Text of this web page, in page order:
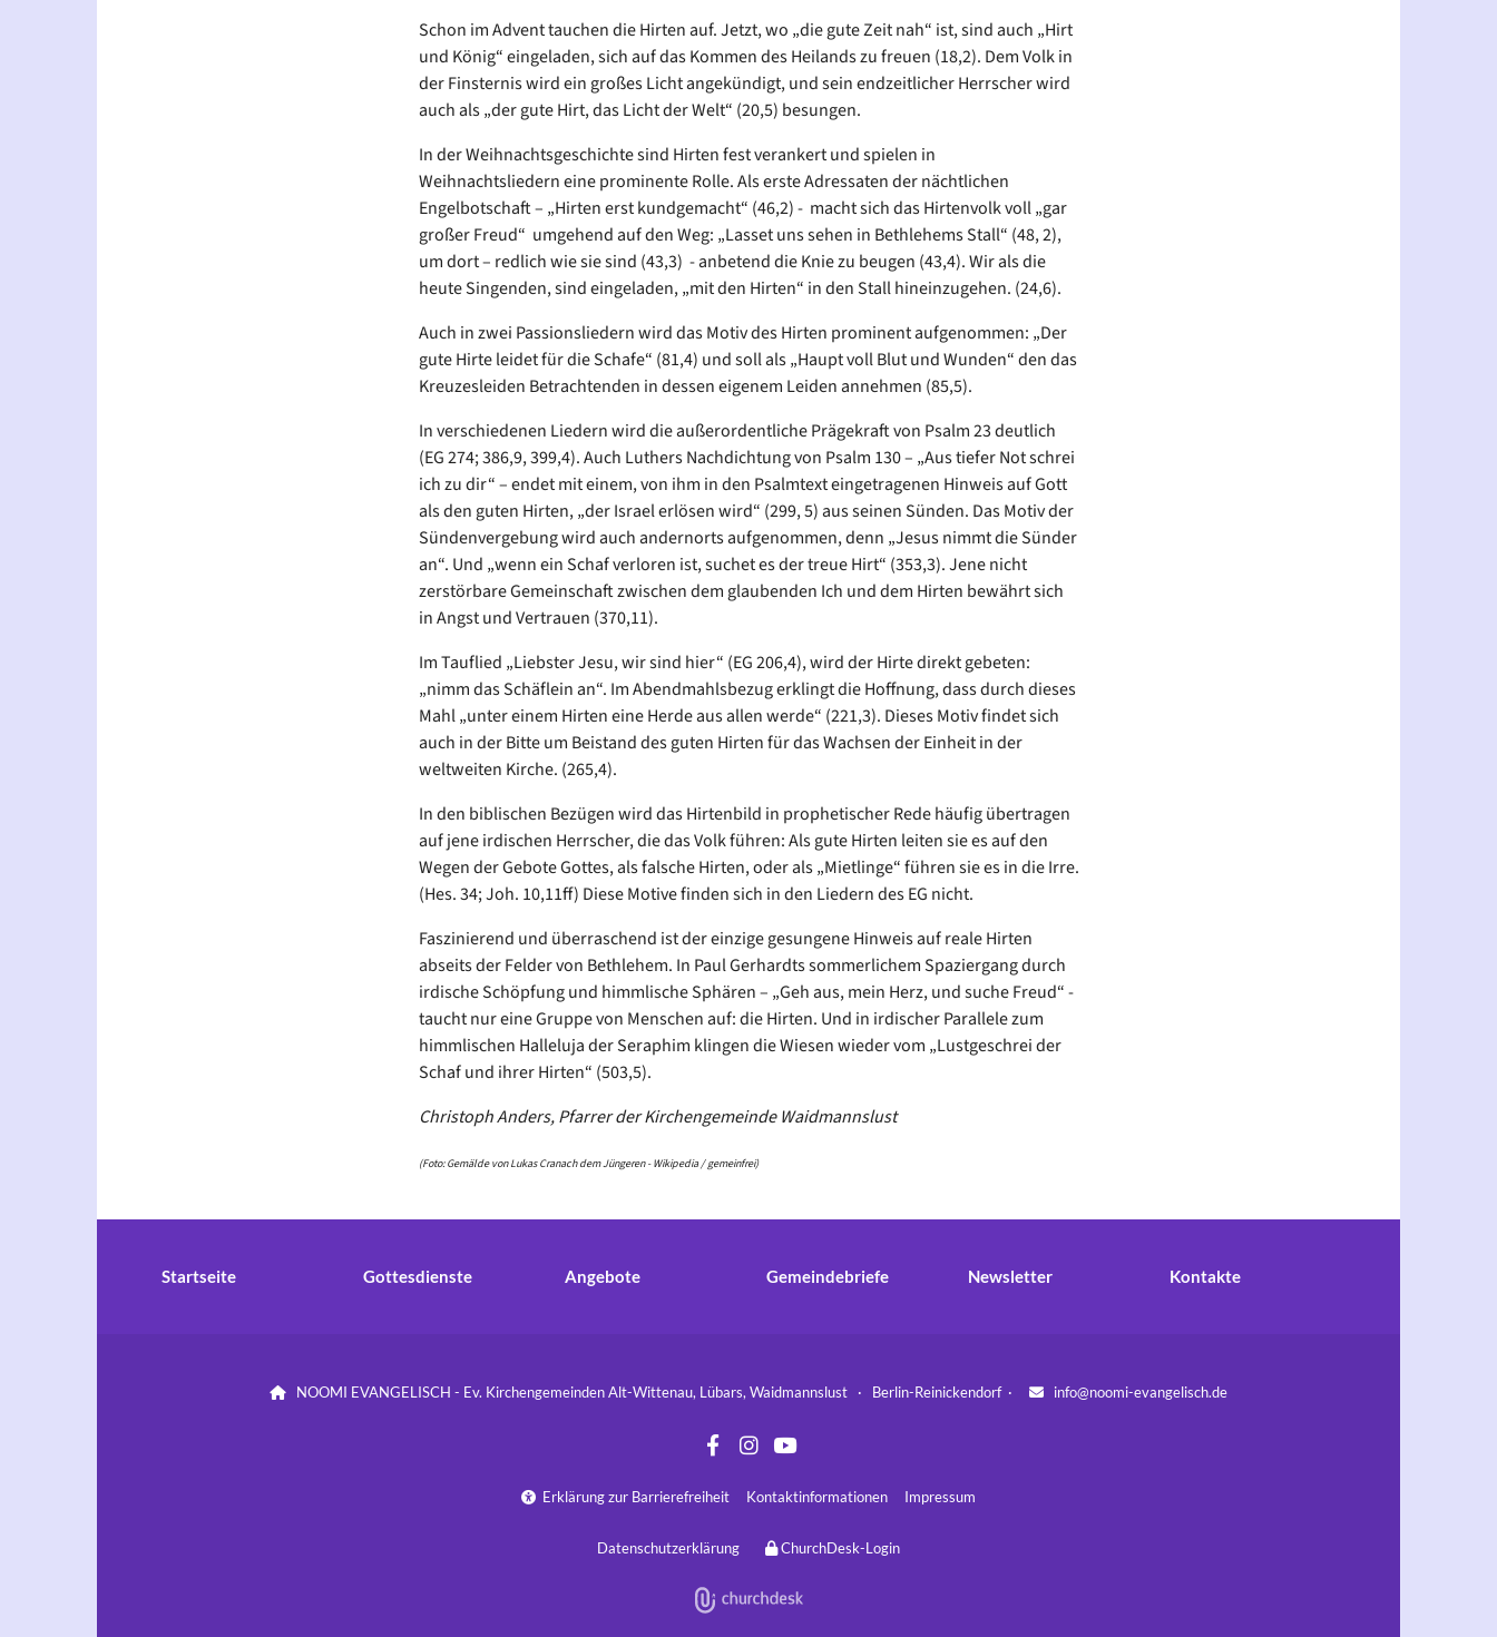
Schon im Advent tauchen die Hirten auf. Jetzt, wo „die gute Zeit nah“ ist, sind auch „Hirt
und König“ eingeladen, sich auf das Kommen des Heilands zu freuen (18,2). Dem Volk in
der Finsternis wird ein großes Licht angekündigt, und sein endzeitlicher Herrscher wird
auch als „der gute Hirt, das Licht der Welt“ (20,5) besungen.
In der Weihnachtsgeschichte sind Hirten fest verankert und spielen in
Weihnachtsliedern eine prominente Rolle. Als erste Adressaten der nächtlichen
Engelbotschaft – „Hirten erst kundgemacht“ (46,2) - macht sich das Hirtenvolk voll „gar
großer Freud“ umgehend auf den Weg: „Lasset uns sehen in Bethlehems Stall“ (48, 2),
um dort – redlich wie sie sind (43,3) - anbetend die Knie zu beugen (43,4). Wir als die
heute Singenden, sind eingeladen, „mit den Hirten“ in den Stall hineinzugehen. (24,6).
Auch in zwei Passionsliedern wird das Motiv des Hirten prominent aufgenommen: „Der
gute Hirte leidet für die Schafe“ (81,4) und soll als „Haupt voll Blut und Wunden“ den das
Kreuzesleiden Betrachtenden in dessen eigenem Leiden annehmen (85,5).
In verschiedenen Liedern wird die außerordentliche Prägekraft von Psalm 23 deutlich
(EG 274; 386,9, 399,4). Auch Luthers Nachdichtung von Psalm 130 – „Aus tiefer Not schrei
ich zu dir“ – endet mit einem, von ihm in den Psalmtext eingetragenen Hinweis auf Gott
als den guten Hirten, „der Israel erlösen wird“ (299, 5) aus seinen Sünden. Das Motiv der
Sündenvergebung wird auch andernorts aufgenommen, denn „Jesus nimmt die Sünder
an“. Und „wenn ein Schaf verloren ist, suchet es der treue Hirt“ (353,3). Jene nicht
zerstörbare Gemeinschaft zwischen dem glaubenden Ich und dem Hirten bewährt sich
in Angst und Vertrauen (370,11).
Im Tauflied „Liebster Jesu, wir sind hier“ (EG 206,4), wird der Hirte direkt gebeten:
„nimm das Schäflein an“. Im Abendmahlsbezug erklingt die Hoffnung, dass durch dieses
Mahl „unter einem Hirten eine Herde aus allen werde“ (221,3). Dieses Motiv findet sich
auch in der Bitte um Beistand des guten Hirten für das Wachsen der Einheit in der
weltweiten Kirche. (265,4).
In den biblischen Bezügen wird das Hirtenbild in prophetischer Rede häufig übertragen
auf jene irdischen Herrscher, die das Volk führen: Als gute Hirten leiten sie es auf den
Wegen der Gebote Gottes, als falsche Hirten, oder als „Mietlinge“ führen sie es in die Irre.
(Hes. 34; Joh. 10,11ff) Diese Motive finden sich in den Liedern des EG nicht.
Faszinierend und überraschend ist der einzige gesungene Hinweis auf reale Hirten
abseits der Felder von Bethlehem. In Paul Gerhardts sommerlichem Spaziergang durch
irdische Schöpfung und himmlische Sphären – „Geh aus, mein Herz, und suche Freud“ -
taucht nur eine Gruppe von Menschen auf: die Hirten. Und in irdischer Parallele zum
himmlischen Halleluja der Seraphim klingen die Wiesen wieder vom „Lustgeschrei der
Schaf und ihrer Hirten“ (503,5).
Christoph Anders, Pfarrer der Kirchengemeinde Waidmannslust
(Foto: Gemälde von Lukas Cranach dem Jüngeren - Wikipedia / gemeinfrei)
Startseite Gottesdienste Angebote Gemeindebriefe Newsletter Kontakte
 NOOMI EVANGELISCH - Ev. Kirchengemeinden Alt-Wittenau, Lübars, Waidmannslust · Berlin-Reinickendorf ·  info@noomi-evangelisch.de
 Erklärung zur Barrierefreiheit Kontaktinformationen Impressum
Datenschutzerklärung ChurchDesk-Login